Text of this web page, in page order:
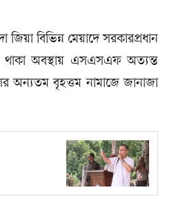
বিভিন্ন মেয়াদে সরকারপ্রধান
থাকা অবস্থায় এসএসএফ অত্যন্ত
অন্যতম বৃহত্তম নামাজে জানাজা